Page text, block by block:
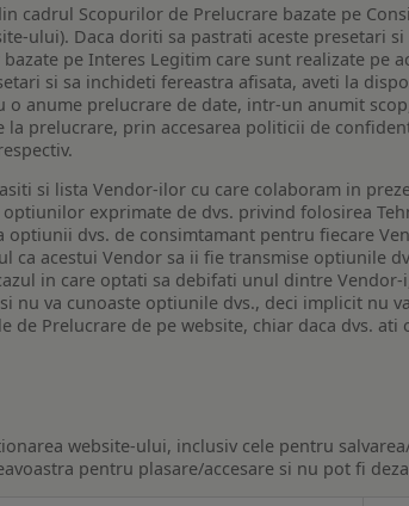
cadrul Scopurilor de Prelucrare bazate pe
ului). Daca doriti sa pastrati aceste presetari
pe Interes Legitim care sunt realizate pe
si sa inchideti fereastra afisata, aveti la
o anume prelucrare de date, intr-un anumit
prelucrare, prin accesarea politicii de
si lista Vendor-ilor cu care colaboram in
exprimate de dvs. privind folosirea
dvs. de consimtamant pentru fiecare
acestui Vendor sa ii fie transmise optiunile
in care optati sa debifati unul dintre
nu va cunoaste optiunile dvs., deci implicit nu
Prelucrare de pe website, chiar daca dvs.
website-ului, inclusiv cele pentru
pentru plasare/accesare si nu pot fi